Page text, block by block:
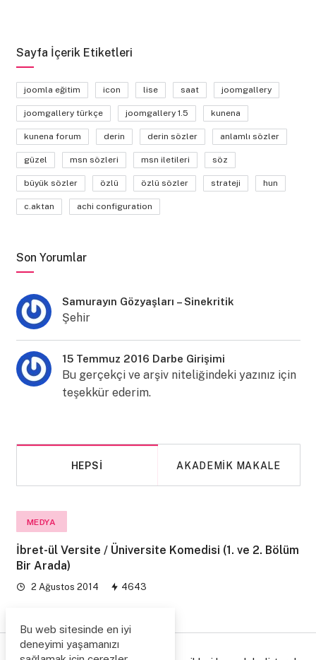
Sayfa İçerik Etiketleri
joomla eğitim icon lise saat joomgallery
joomgallery türkçe joomgallery 1.5 kunena
kunena forum derin derin sözler anlamlı sözler
güzel msn sözleri msn iletileri söz
büyük sözler özlü özlü sözler strateji hun
c.aktan achi configuration
Son Yorumlar
Samurayın Gözyaşları – Sinekritik
Şehir
15 Temmuz 2016 Darbe Girişimi
Bu gerçekçi ve arşiv niteliğindeki yazınız için
teşekkür ederim.
HEPSI AKADEMIK MAKALE
MEDYA
İbret-ül Versite / Üniversite Komedisi (1. ve 2. Bölüm
Bir Arada)
2 Ağustos 2014 4643
Bu web sitesinde en iyi
deneyimi yaşamanızı